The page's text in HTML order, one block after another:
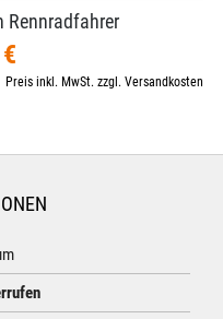
Rennradfahrer
Preis inkl. MwSt. zzgl. Versandkosten